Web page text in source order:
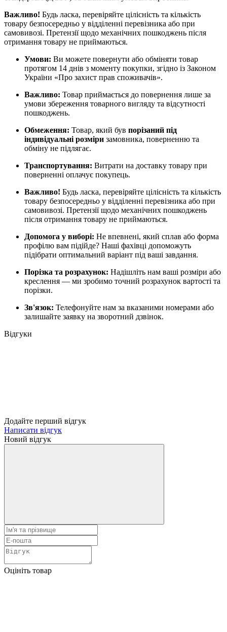
Важливо! Будь ласка, перевіряйте цілісність та кількість
товару безпосередньо у відділенні перевізника або при
самовивозі. Претензії щодо механічних пошкоджень після
отримання товару не приймаються.
Умови: Ви можете повернути або обміняти товар
протягом 14 днів з моменту покупки, згідно із Законом
України «Про захист прав споживачів».
Важливо: Товар приймається до повернення лише за
умови збереження товарного вигляду та відсутності
пошкоджень.
Обмеження: Товар, який був порізаний під
індивідуальні розміри замовника, поверненню та
обміну не підлягає.
Транспортування: Витрати на доставку товару при
поверненні оплачує покупець.
Важливо! Будь ласка, перевіряйте цілісність та кількість
товару безпосередньо у відділенні перевізника або при
самовивозі. Претензії щодо механічних пошкоджень
після отримання товару не приймаються.
Допомога у виборі: Не впевнені, який сплав або форма
профілю вам підійде? Наші фахівці допоможуть
підібрати оптимальний варіант під ваші завдання.
Порізка та розрахунок: Надішліть нам ваші розміри або
креслення — ми зробимо точний розрахунок вартості та
порізки.
Зв'язок: Телефонуйте нам за вказаними номерами або
залишайте заявку на зворотний дзвінок.
Відгуки
Додайте перший відгук
Написати відгук
Новий відгук
Оцініть товар